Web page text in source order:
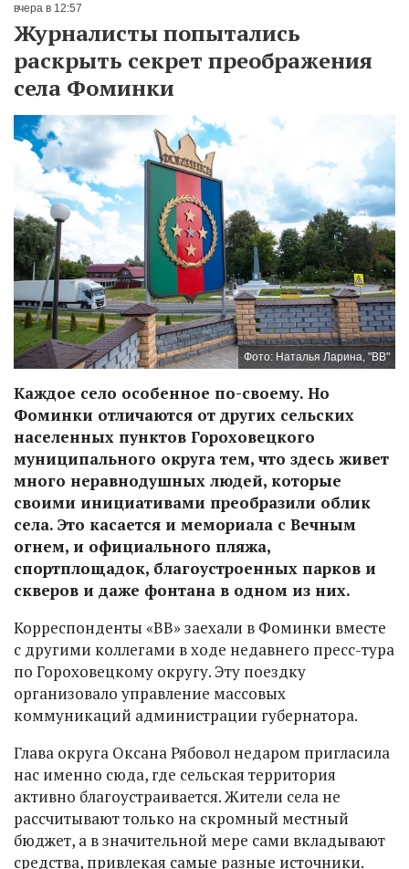
вчера в 12:57
Журналисты попытались
раскрыть секрет преображения
села Фоминки
Фото: Наталья Ларина, "ВВ"
Каждое село особенное по-своему. Но
Фоминки отличаются от других сельских
населенных пунктов Гороховецкого
муниципального округа тем, что здесь живет
много неравнодушных людей, которые
своими инициативами преобразили облик
села. Это касается и мемориала с Вечным
огнем, и официального пляжа,
спортплощадок, благоустроенных парков и
скверов и даже фонтана в одном из них.
Корреспонденты «ВВ» заехали в Фоминки вместе
с другими коллегами в ходе недавнего пресс-тура
по Гороховецкому округу. Эту поездку
организовало управление массовых
коммуникаций администрации губернатора.
Глава округа Оксана Рябовол недаром пригласила
нас именно сюда, где сельская территория
активно благоустраивается. Жители села не
рассчитывают только на скромный местный
бюджет, а в значительной мере сами вкладывают
средства, привлекая самые разные источники.